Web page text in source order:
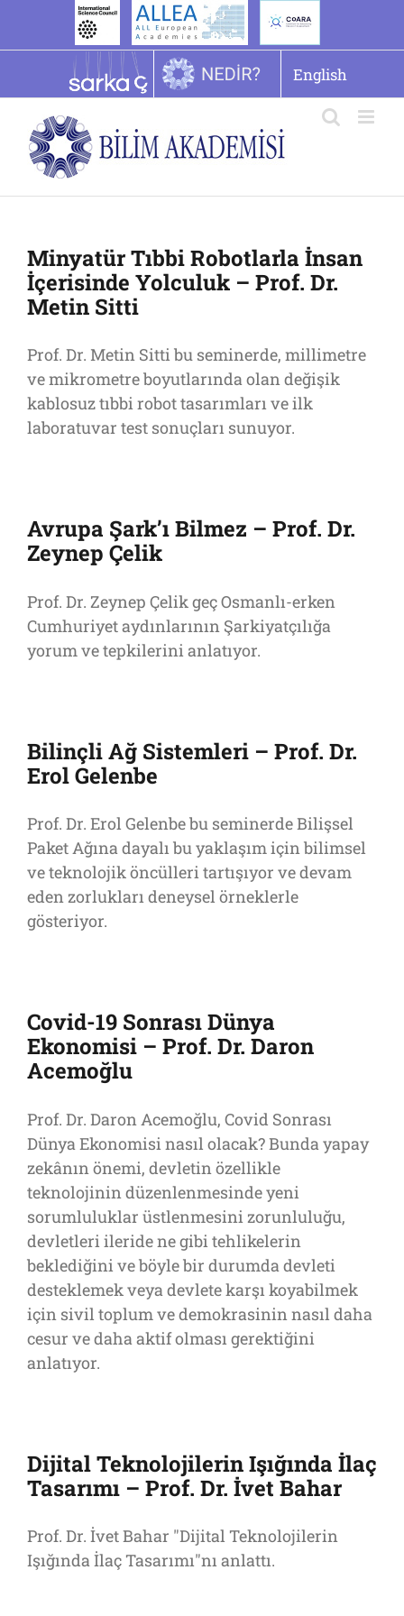
English
Minyatür Tıbbi Robotlarla İnsan
İçerisinde Yolculuk – Prof. Dr.
Metin Sitti
Prof. Dr. Metin Sitti bu seminerde, millimetre
ve mikrometre boyutlarında olan değişik
kablosuz tıbbi robot tasarımları ve ilk
laboratuvar test sonuçları sunuyor.
Avrupa Şark’ı Bilmez – Prof. Dr.
Zeynep Çelik
Prof. Dr. Zeynep Çelik geç Osmanlı-erken
Cumhuriyet aydınlarının Şarkiyatçılığa
yorum ve tepkilerini anlatıyor.
Bilinçli Ağ Sistemleri – Prof. Dr.
Erol Gelenbe
Prof. Dr. Erol Gelenbe bu seminerde Bilişsel
Paket Ağına dayalı bu yaklaşım için bilimsel
ve teknolojik öncülleri tartışıyor ve devam
eden zorlukları deneysel örneklerle
gösteriyor.
Covid-19 Sonrası Dünya
Ekonomisi – Prof. Dr. Daron
Acemoğlu
Prof. Dr. Daron Acemoğlu, Covid Sonrası
Dünya Ekonomisi nasıl olacak? Bunda yapay
zekânın önemi, devletin özellikle
teknolojinin düzenlenmesinde yeni
sorumluluklar üstlenmesini zorunluluğu,
devletleri ileride ne gibi tehlikelerin
beklediğini ve böyle bir durumda devleti
desteklemek veya devlete karşı koyabilmek
için sivil toplum ve demokrasinin nasıl daha
cesur ve daha aktif olması gerektiğini
anlatıyor.
Dijital Teknolojilerin Işığında İlaç
Tasarımı – Prof. Dr. İvet Bahar
Prof. Dr. İvet Bahar "Dijital Teknolojilerin
Işığında İlaç Tasarımı"nı anlattı.